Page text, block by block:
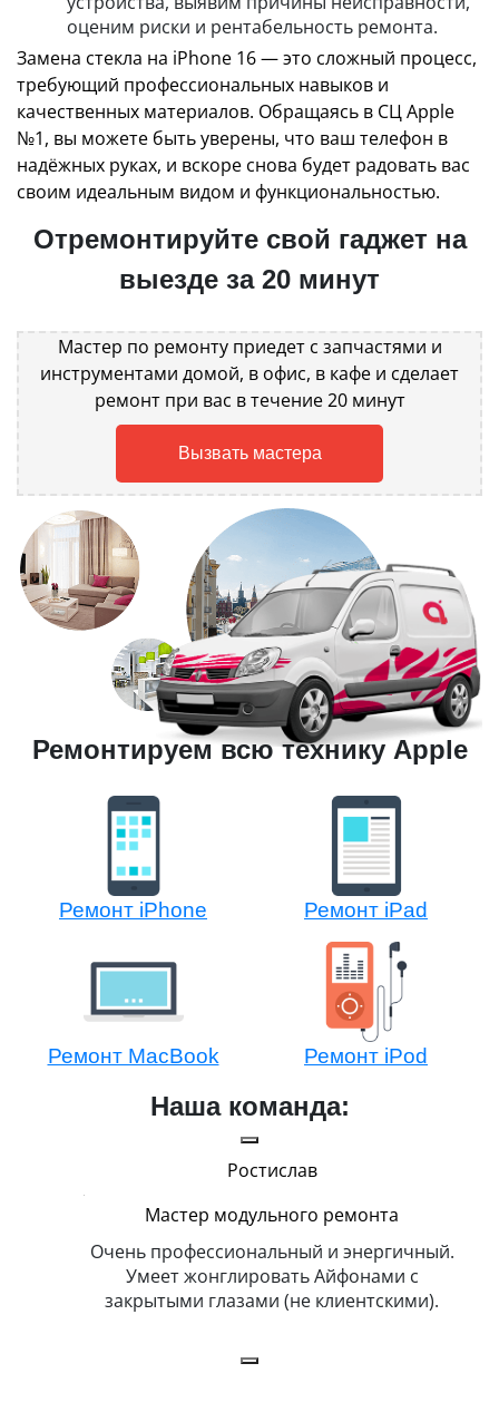
оценим риски и рентабельность ремонта.
Замена стекла на iPhone 16 — это сложный процесс,
требующий профессиональных навыков и
качественных материалов. Обращаясь в СЦ Apple
№1, вы можете быть уверены, что ваш телефон в
надёжных руках, и вскоре снова будет радовать вас
своим идеальным видом и функциональностью.
Отремонтируйте свой гаджет на
выезде за 20 минут
Мастер по ремонту приедет с запчастями и
инструментами домой, в офис, в кафе и сделает
ремонт при вас в течение 20 минут
Вызвать мастера
Ремонтируем всю технику Apple
Ремонт iPhone Ремонт iPad
Ремонт MacBook Ремонт iPod
Наша команда:
Ростислав
Мастер модульного ремонта
Очень профессиональный и энергичный.
Умеет жонглировать Айфонами с
закрытыми глазами (не клиентскими).